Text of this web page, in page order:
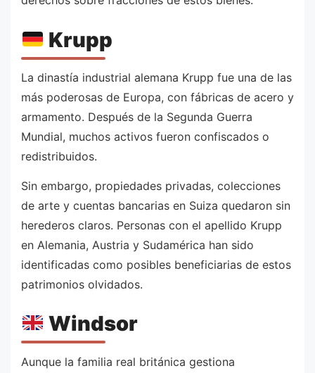
Krupp
La dinastía industrial alemana Krupp fue una de las
más poderosas de Europa, con fábricas de acero y
armamento. Después de la Segunda Guerra
Mundial, muchos activos fueron confiscados o
redistribuidos.
Sin embargo, propiedades privadas, colecciones
de arte y cuentas bancarias en Suiza quedaron sin
herederos claros. Personas con el apellido Krupp
en Alemania, Austria y Sudamérica han sido
identificadas como posibles beneficiarias de estos
patrimonios olvidados.
Windsor
Aunque la familia real británica gestiona